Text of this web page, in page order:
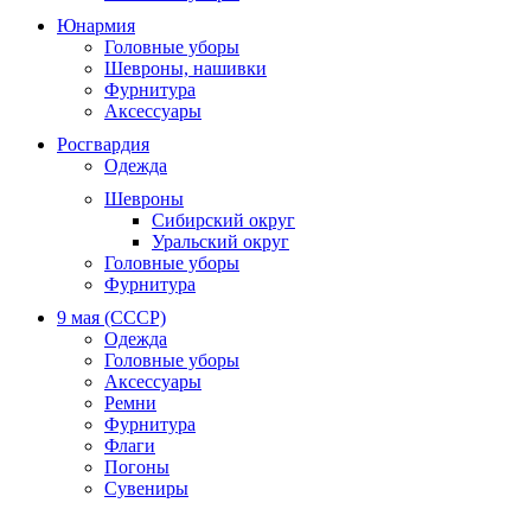
Юнармия
Головные уборы
Шевроны, нашивки
Фурнитура
Аксессуары
Росгвардия
Одежда
Шевроны
Сибирский округ
Уральский округ
Головные уборы
Фурнитура
9 мая (СССР)
Одежда
Головные уборы
Аксессуары
Ремни
Фурнитура
Флаги
Погоны
Сувениры